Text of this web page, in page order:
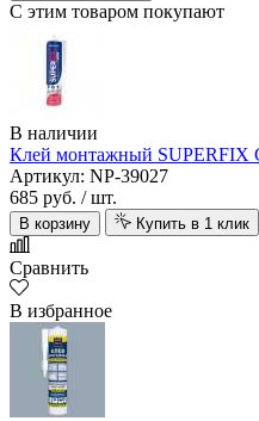
С этим товаром покупают
В наличии
Клей монтажный SUPERFIX
Артикул: NP-39027
685 руб. / шт.
В корзину Купить в 1 клик
Сравнить
В избранное